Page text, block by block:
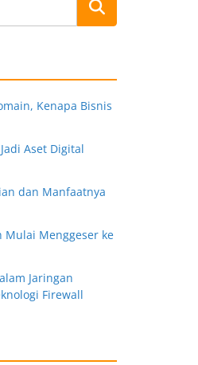
Kenapa Bisnis
Aset Digital
dan Manfaatnya
Mulai Menggeser ke
Jaringan
Firewall